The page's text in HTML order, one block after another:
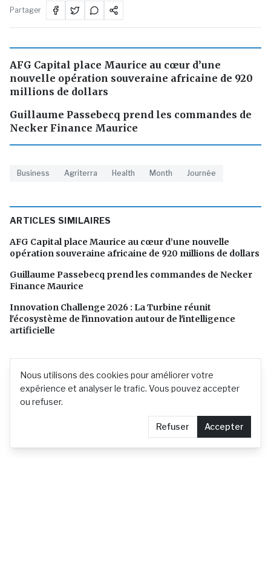
Nous utilisons des cookies pour améliorer votre
expérience et analyser le trafic. Vous pouvez accepter
ou refuser.
Refuser Accepter
Partager
AFG Capital place Maurice au cœur d’une
nouvelle opération souveraine africaine de 920
millions de dollars
Guillaume Passebecq prend les commandes de
Necker Finance Maurice
Business Agriterra Health Month Journée
ARTICLES SIMILAIRES
AFG Capital place Maurice au cœur d’une nouvelle
opération souveraine africaine de 920 millions de dollars
Guillaume Passebecq prend les commandes de Necker
Finance Maurice
Innovation Challenge 2026 : La Turbine réunit
l'écosystème de l'innovation autour de l'intelligence
artificielle